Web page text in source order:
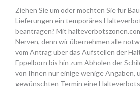
Ziehen Sie um oder möchten Sie für
Lieferungen ein temporäres
beantragen? Mit
Nerven, denn wir übernehmen alle
vom Antrag über das Aufstellen der
Eppelborn bis hin zum Abholen der
von Ihnen nur einige wenige Angaben,
gewünschten Termin eine